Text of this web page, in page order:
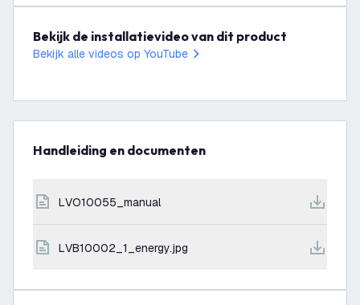
Bekijk de installatievideo van dit product
Bekijk alle videos op YouTube
Handleiding en documenten
LVO10055_manual
LVB10002_1_energy.jpg